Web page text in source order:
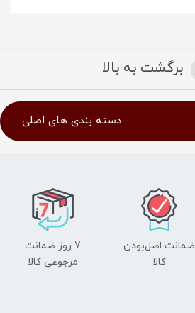
برگشت به بالا
دسته بندی های اصلی
ضمانت اصل‌بودن
کالا
7 روز ضمانت
مرجوعی کالا